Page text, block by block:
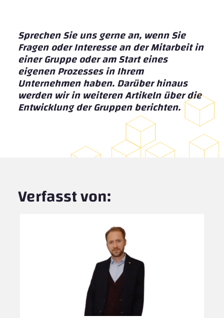
Sprechen Sie uns gerne an, wenn Sie
Fragen oder Interesse an der Mitarbeit in
einer Gruppe oder am Start eines
eigenen Prozesses in Ihrem
Unternehmen haben. Darüber hinaus
werden wir in weiteren Artikeln über die
Entwicklung der Gruppen berichten.
Verfasst von: